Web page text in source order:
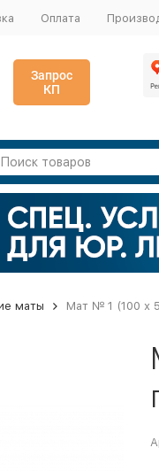
Оплата
Запрос
КП
маты Мат № 1 (100 х